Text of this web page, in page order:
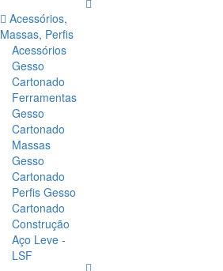
Acessórios,
Massas, Perfis
Acessórios
Gesso
Cartonado
Ferramentas
Gesso
Cartonado
Massas
Gesso
Cartonado
Perfis Gesso
Cartonado
Construção
Aço Leve -
LSF